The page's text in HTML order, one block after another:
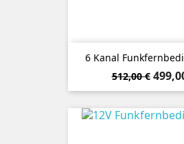
6 Kanal
512,00 € Preis